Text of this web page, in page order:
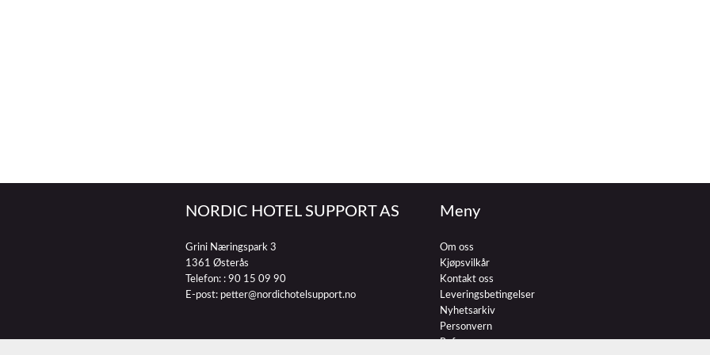
NORDIC HOTEL SUPPORT AS
Grini Næringspark 3
1361 Østerås
Telefon: : 90 15 09 90
E-post: petter@nordichotelsupport.no
Meny
Om oss
Kjøpsvilkår
Kontakt oss
Leveringsbetingelser
Nyhetsarkiv
Personvern
Referenser